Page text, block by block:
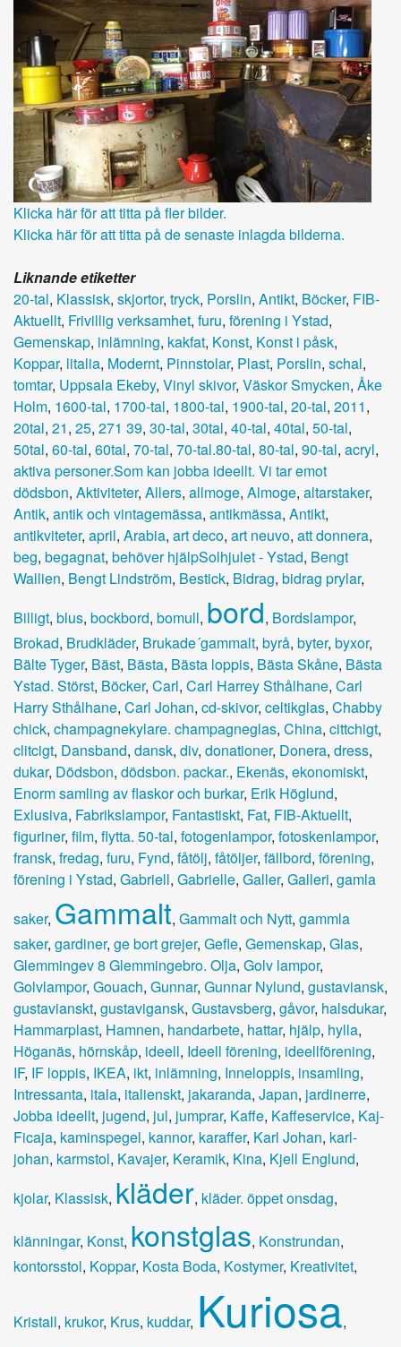
Klicka här för att titta på fler bilder.
Klicka här för att titta på de senaste inlagda bilderna.
Liknande etiketter
20-tal, Klassisk, skjortor, tryck, Porslin, Antikt, Böcker, FIB-
Aktuellt, Frivillig verksamhet, furu, förening i Ystad,
Gemenskap, inlämning, kakfat, Konst, Konst i påsk,
Koppar, litalia, Modernt, Pinnstolar, Plast, Porslin, schal,
tomtar, Uppsala Ekeby, Vinyl skivor, Väskor Smycken, Åke
Holm, 1600-tal, 1700-tal, 1800-tal, 1900-tal, 20-tal, 2011,
20tal, 21, 25, 271 39, 30-tal, 30tal, 40-tal, 40tal, 50-tal,
50tal, 60-tal, 60tal, 70-tal, 70-tal.80-tal, 80-tal, 90-tal, acryl,
aktiva personer.Som kan jobba ideellt. Vi tar emot
dödsbon, Aktiviteter, Allers, allmoge, Almoge, altarstaker,
Antik, antik och vintagemässa, antikmässa, Antikt,
antikviteter, april, Arabia, art deco, art neuvo, att donnera,
beg, begagnat, behöver hjälpSolhjulet - Ystad, Bengt
Wallien, Bengt Lindström, Bestick, Bidrag, bidrag prylar,
Billigt, blus, bockbord, bomull, bord, Bordslampor,
Brokad, Brudkläder, Brukade´gammalt, byrå, byter, byxor,
Bälte Tyger, Bäst, Bästa, Bästa loppis, Bästa Skåne, Bästa
Ystad. Störst, Böcker, Carl, Carl Harrey Sthålhane, Carl
Harry Sthålhane, Carl Johan, cd-skivor, celtikglas, Chabby
chick, champagnekylare. champagneglas, China, cittchigt,
clitcigt, Dansband, dansk, div, donationer, Donera, dress,
dukar, Dödsbon, dödsbon. packar., Ekenäs, ekonomiskt,
Enorm samling av flaskor och burkar, Erik Höglund,
Exlusiva, Fabrikslampor, Fantastiskt, Fat, FIB-Aktuellt,
figuriner, film, flytta. 50-tal, fotogenlampor, fotoskenlampor,
fransk, fredag, furu, Fynd, fåtölj, fåtöljer, fällbord, förening,
förening i Ystad, Gabriell, Gabrielle, Galler, Galleri, gamla
saker, Gammalt, Gammalt och Nytt, gammla
saker, gardiner, ge bort grejer, Gefle, Gemenskap, Glas,
Glemmingev 8 Glemmingebro. Olja, Golv lampor,
Golvlampor, Gouach, Gunnar, Gunnar Nylund, gustaviansk,
gustavianskt, gustavigansk, Gustavsberg, gåvor, halsdukar,
Hammarplast, Hamnen, handarbete, hattar, hjälp, hylla,
Höganäs, hörnskåp, ideell, Ideell förening, ideellförening,
IF, IF loppis, IKEA, ikt, inlämning, Inneloppis, insamling,
Intressanta, itala, italienskt, jakaranda, Japan, jardinerre,
Jobba ideellt, jugend, jul, jumprar, Kaffe, Kaffeservice, Kaj-
Ficaja, kaminspegel, kannor, karaffer, Karl Johan, karl-
johan, karmstol, Kavajer, Keramik, Kina, Kjell Englund,
kjolar, Klassisk, kläder, kläder. öppet onsdag,
klänningar, Konst, konstglas, Konstrundan,
kontorsstol, Koppar, Kosta Boda, Kostymer, Kreativitet,
Kristall, krukor, Krus, kuddar, Kuriosa,